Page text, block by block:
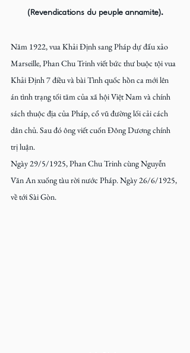
(Revendications du peuple annamite).
Năm 1922, vua Khải Định sang Pháp dự đấu xảo
Marseille, Phan Chu Trinh viết bức thư buộc tội vua
Khải Định 7 điều và bài Tình quốc hồn ca mới lên
án tình trạng tối tăm của xã hội Việt Nam và chính
sách thuộc địa của Pháp, cổ vũ đường lối cải cách
dân chủ. Sau đó ông viết cuốn Đông Dương chính
trị luận.
Ngày 29/5/1925, Phan Chu Trinh cùng Nguyễn
Văn An xuống tàu rời nước Pháp. Ngày 26/6/1925,
về tới Sài Gòn.